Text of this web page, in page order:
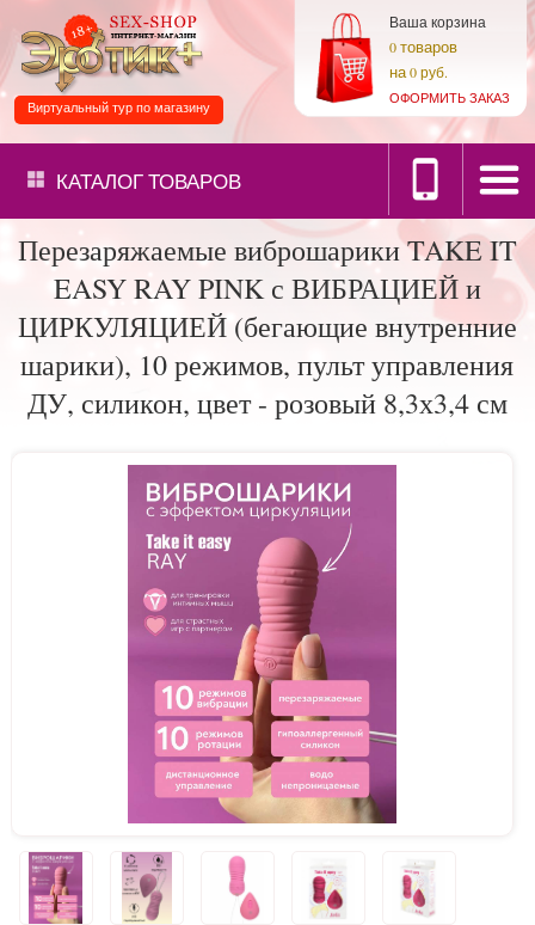
Ваша корзина
0товаров
на0 руб.
ОФОРМИТЬ ЗАКАЗ
Виртуальный тур по магазину
КАТАЛОГТОВАРОВ
Перезаряжаемые виброшарики TAKE IT
EASY RAY PINK с ВИБРАЦИЕЙ и
ЦИРКУЛЯЦИЕЙ (бегающие внутренние
шарики), 10 режимов, пульт управления
ДУ, силикон, цвет - розовый 8,3х3,4 см